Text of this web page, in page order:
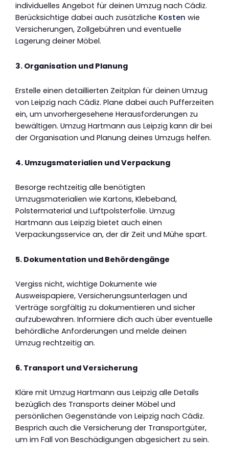
individuelles Angebot für deinen Umzug nach Cádiz.
Berücksichtige dabei auch zusätzliche Kosten wie
Versicherungen, Zollgebühren und eventuelle
Lagerung deiner Möbel.
3. Organisation und Planung
Erstelle einen detaillierten Zeitplan für deinen Umzug
von Leipzig nach Cádiz. Plane dabei auch Pufferzeiten
ein, um unvorhergesehene Herausforderungen zu
bewältigen. Umzug Hartmann aus Leipzig kann dir bei
der Organisation und Planung deines Umzugs helfen.
4. Umzugsmaterialien und Verpackung
Besorge rechtzeitig alle benötigten
Umzugsmaterialien wie Kartons, Klebeband,
Polstermaterial und Luftpolsterfolie. Umzug
Hartmann aus Leipzig bietet auch einen
Verpackungsservice an, der dir Zeit und Mühe spart.
5. Dokumentation und Behördengänge
Vergiss nicht, wichtige Dokumente wie
Ausweispapiere, Versicherungsunterlagen und
Verträge sorgfältig zu dokumentieren und sicher
aufzubewahren. Informiere dich auch über eventuelle
behördliche Anforderungen und melde deinen
Umzug rechtzeitig an.
6. Transport und Versicherung
Kläre mit Umzug Hartmann aus Leipzig alle Details
bezüglich des Transports deiner Möbel und
persönlichen Gegenstände von Leipzig nach Cádiz.
Besprich auch die Versicherung der Transportgüter,
um im Fall von Beschädigungen abgesichert zu sein.